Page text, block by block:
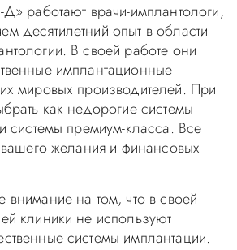
работают врачи-имплантологи,
десятилетний опыт в области
В своей работе они
имплантационные
мировых производителей. При
как недорогие системы
системы премиум-класса. Все
вашего желания и финансовых
внимание на том, что в своей
клиники не используют
системы имплантации.